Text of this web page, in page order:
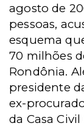
agosto de
pessoas,
esquema
70 milhões
Rondônia.
presidente
ex-
da Casa